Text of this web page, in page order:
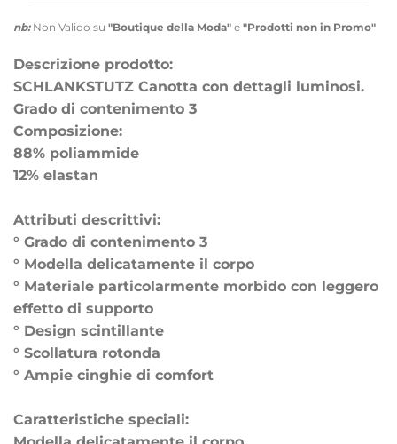
nb:Non Valido su "Boutique della Moda" e "Prodotti non in Promo"
Descrizione prodotto:
SCHLANKSTUTZ Canotta con dettagli luminosi.
Grado di contenimento 3
Composizione:
88% poliammide
12% elastan
Attributi descrittivi:
° Grado di contenimento 3
° Modella delicatamente il corpo
° Materiale particolarmente morbido con leggero
effetto di supporto
° Design scintillante
° Scollatura rotonda
° Ampie cinghie di comfort
Caratteristiche speciali: